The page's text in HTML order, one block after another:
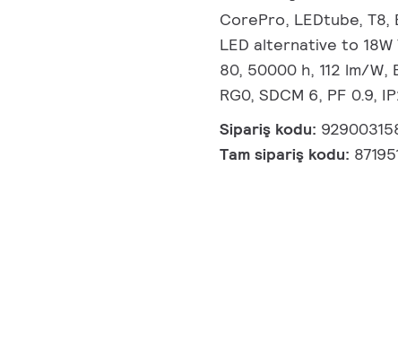
CorePro, LEDtube, T8,
LED alternative to 18W
80, 50000 h, 112 lm/W,
RG0, SDCM 6, PF 0.9,
Sipariş kodu:
Tam sipariş kodu: